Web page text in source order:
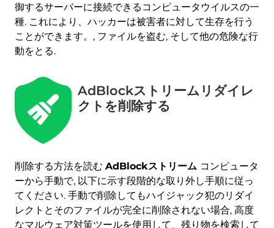
御するサーバーに接続できるコンピュータウイルスの一
種. これにより、ハッカーは被害者に対して生存を行う
ことができます。, ファイルを盗む, そして他の危険な行
動をとる.
AdBlockストリームリダイレ
クトを削除する
削除する方法を読む AdBlockストリーム コンピュータ
ーから手動で, 以下に示す段階的な取り外し手順に従っ
てください. 手動で削除してもハイジャック犯のリダイ
レクトとそのファイルが完全に削除されない場合, 高度
なマルウェア対策ツールを使用して、残り物を検索して